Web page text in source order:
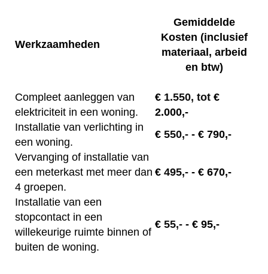
Werkzaamheden
Gemiddelde
Kosten (inclusief
materiaal, arbeid
en btw)
Compleet aanleggen van
elektriciteit in een woning.
€ 1.550, tot €
2.000,-
Installatie van verlichting in
een woning.
€ 550,- - € 790,-
Vervanging of installatie van
een meterkast met meer dan
4 groepen.
€ 495,- - € 670,-
Installatie van een
stopcontact in een
willekeurige ruimte binnen of
buiten de woning.
€ 55,- - € 95,-